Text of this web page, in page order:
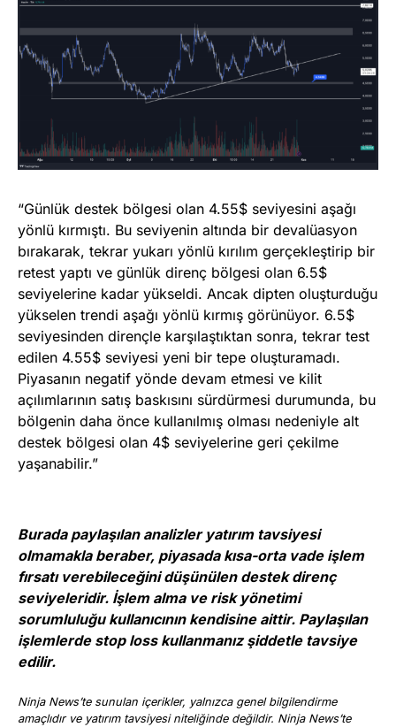
“Günlük destek bölgesi olan 4.55$ seviyesini aşağı
yönlü kırmıştı. Bu seviyenin altında bir devalüasyon
bırakarak, tekrar yukarı yönlü kırılım gerçekleştirip bir
retest yaptı ve günlük direnç bölgesi olan 6.5$
seviyelerine kadar yükseldi. Ancak dipten oluşturduğu
yükselen trendi aşağı yönlü kırmış görünüyor. 6.5$
seviyesinden dirençle karşılaştıktan sonra, tekrar test
edilen 4.55$ seviyesi yeni bir tepe oluşturamadı.
Piyasanın negatif yönde devam etmesi ve kilit
açılımlarının satış baskısını sürdürmesi durumunda, bu
bölgenin daha önce kullanılmış olması nedeniyle alt
destek bölgesi olan 4$ seviyelerine geri çekilme
yaşanabilir.”
Burada paylaşılan analizler yatırım tavsiyesi
olmamakla beraber, piyasada kısa-orta vade işlem
fırsatı verebileceğini düşünülen destek direnç
seviyeleridir. İşlem alma ve risk yönetimi
sorumluluğu kullanıcının kendisine aittir. Paylaşılan
işlemlerde stop loss kullanmanız şiddetle tavsiye
edilir.
Ninja News’te sunulan içerikler, yalnızca genel bilgilendirme
amaçlıdır ve yatırım tavsiyesi niteliğinde değildir. Ninja News’te